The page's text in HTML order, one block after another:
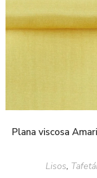
Plana viscosa
Lisos,